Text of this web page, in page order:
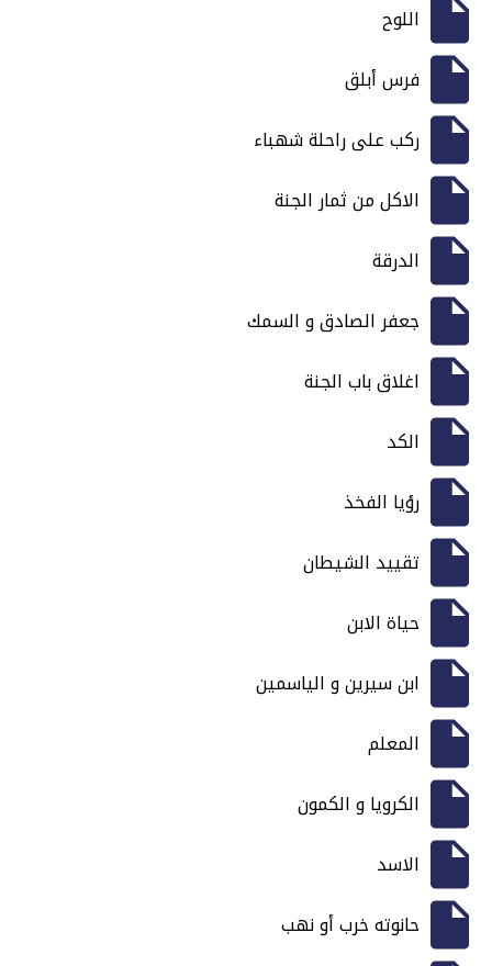
اللوح
فرس أبلق
ركب على راحلة شهباء
الاكل من ثمار الجنة
الدرقة
جعفر الصادق و السمك
اغلاق باب الجنة
الكد
رؤيا الفخذ
تقييد الشيطان
حياة الابن
ابن سيرين و الياسمين
المعلم
الكرويا و الكمون
الاسد
حانوته خرب أو نهب